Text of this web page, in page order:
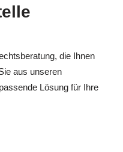
die Ihnen
aus unseren
Lösung für Ihre